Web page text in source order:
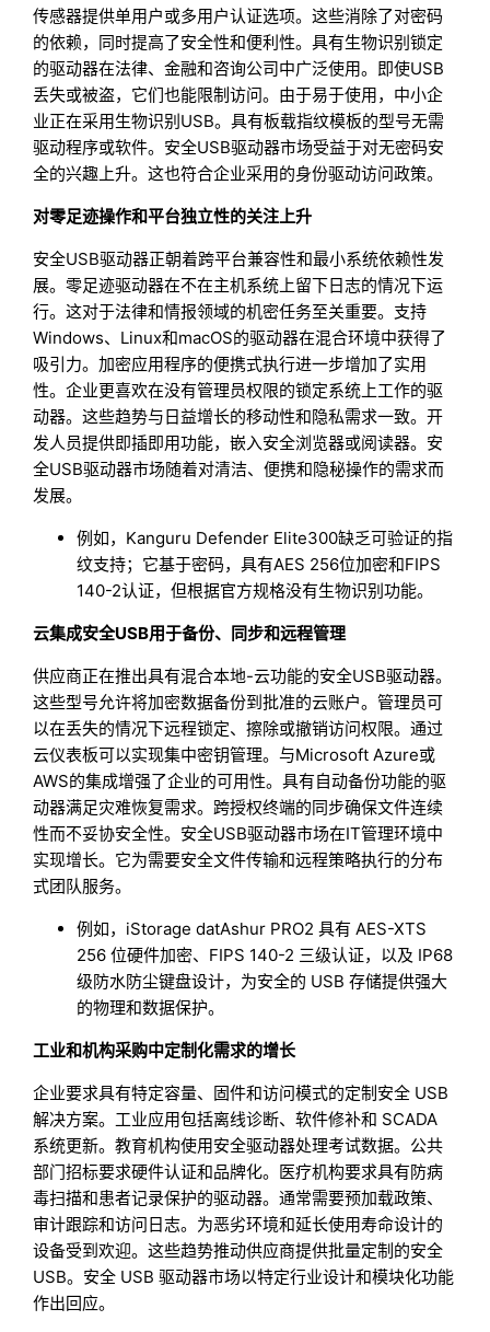
传感器提供单用户或多用户认证选项。这些消除了对密码
的依赖，同时提高了安全性和便利性。具有生物识别锁定
的驱动器在法律、金融和咨询公司中广泛使用。即使USB
丢失或被盗，它们也能限制访问。由于易于使用，中小企
业正在采用生物识别USB。具有板载指纹模板的型号无需
驱动程序或软件。安全USB驱动器市场受益于对无密码安
全的兴趣上升。这也符合企业采用的身份驱动访问政策。
对零足迹操作和平台独立性的关注上升
安全USB驱动器正朝着跨平台兼容性和最小系统依赖性发
展。零足迹驱动器在不在主机系统上留下日志的情况下运
行。这对于法律和情报领域的机密任务至关重要。支持
Windows、Linux和macOS的驱动器在混合环境中获得了
吸引力。加密应用程序的便携式执行进一步增加了实用
性。企业更喜欢在没有管理员权限的锁定系统上工作的驱
动器。这些趋势与日益增长的移动性和隐私需求一致。开
发人员提供即插即用功能，嵌入安全浏览器或阅读器。安
全USB驱动器市场随着对清洁、便携和隐秘操作的需求而
发展。
例如，Kanguru Defender Elite300缺乏可验证的指
纹支持；它基于密码，具有AES 256位加密和FIPS
140-2认证，但根据官方规格没有生物识别功能。
云集成安全USB用于备份、同步和远程管理
供应商正在推出具有混合本地-云功能的安全USB驱动器。
这些型号允许将加密数据备份到批准的云账户。管理员可
以在丢失的情况下远程锁定、擦除或撤销访问权限。通过
云仪表板可以实现集中密钥管理。与Microsoft Azure或
AWS的集成增强了企业的可用性。具有自动备份功能的驱
动器满足灾难恢复需求。跨授权终端的同步确保文件连续
性而不妥协安全性。安全USB驱动器市场在IT管理环境中
实现增长。它为需要安全文件传输和远程策略执行的分布
式团队服务。
例如，iStorage datAshur PRO2 具有 AES-XTS
256 位硬件加密、FIPS 140-2 三级认证，以及 IP68
级防水防尘键盘设计，为安全的 USB 存储提供强大
的物理和数据保护。
工业和机构采购中定制化需求的增长
企业要求具有特定容量、固件和访问模式的定制安全 USB
解决方案。工业应用包括离线诊断、软件修补和 SCADA
系统更新。教育机构使用安全驱动器处理考试数据。公共
部门招标要求硬件认证和品牌化。医疗机构要求具有防病
毒扫描和患者记录保护的驱动器。通常需要预加载政策、
审计跟踪和访问日志。为恶劣环境和延长使用寿命设计的
设备受到欢迎。这些趋势推动供应商提供批量定制的安全
USB。安全 USB 驱动器市场以特定行业设计和模块化功能
作出回应。